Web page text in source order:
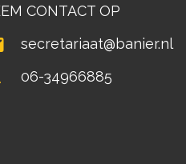
CONTACT OP
secretariaat@banier.nl
06-34966885